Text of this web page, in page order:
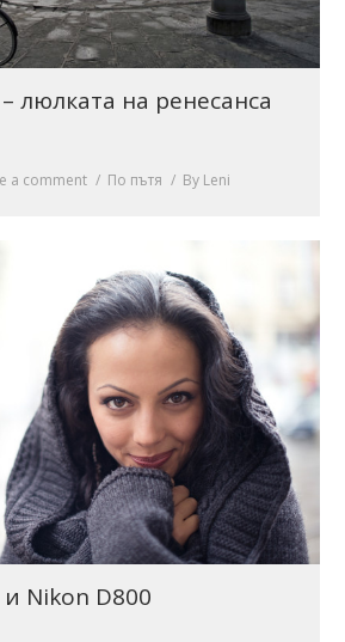
люлката на ренесанса
a comment По пътя By Leni
Nikon D800